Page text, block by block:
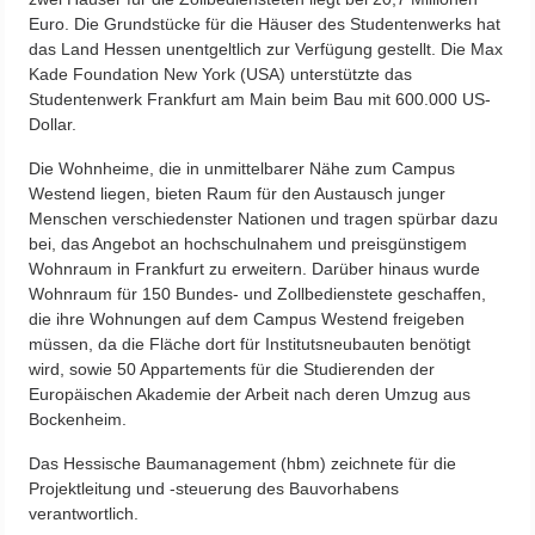
Euro. Die Grundstücke für die Häuser des Studentenwerks hat
das Land Hessen unentgeltlich zur Verfügung gestellt. Die Max
Kade Foundation New York (USA) unterstützte das
Studentenwerk Frankfurt am Main beim Bau mit 600.000 US-
Dollar.
Die Wohnheime, die in unmittelbarer Nähe zum Campus
Westend liegen, bieten Raum für den Austausch junger
Menschen verschiedenster Nationen und tragen spürbar dazu
bei, das Angebot an hochschulnahem und preisgünstigem
Wohnraum in Frankfurt zu erweitern. Darüber hinaus wurde
Wohnraum für 150 Bundes- und Zollbedienstete geschaffen,
die ihre Wohnungen auf dem Campus Westend freigeben
müssen, da die Fläche dort für Institutsneubauten benötigt
wird, sowie 50 Appartements für die Studierenden der
Europäischen Akademie der Arbeit nach deren Umzug aus
Bockenheim.
Das Hessische Baumanagement (hbm) zeichnete für die
Projektleitung und -steuerung des Bauvorhabens
verantwortlich.